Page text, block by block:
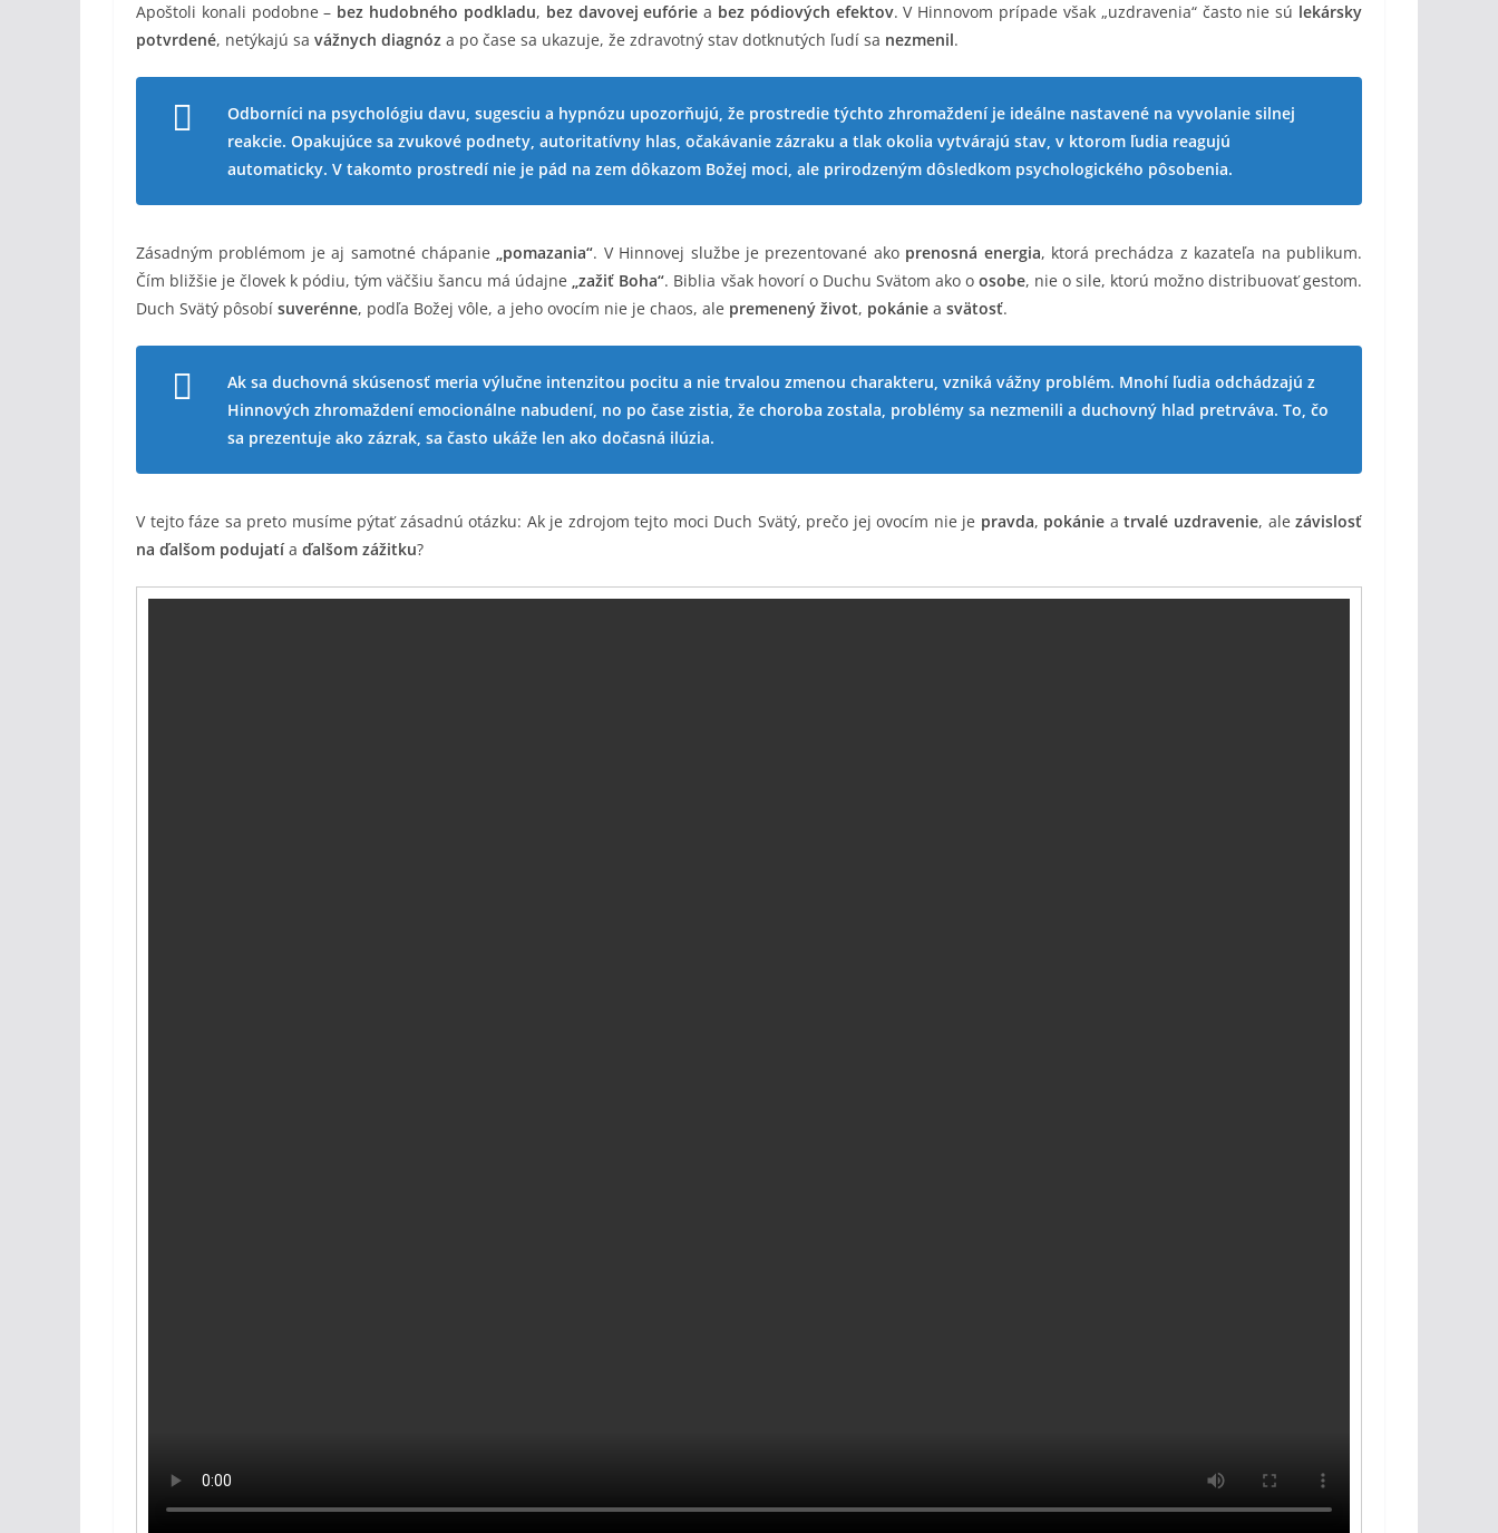
Apoštoli konali podobne – bez hudobného podkladu, bez davovej eufórie a bez pódiových efektov. V Hinnovom prípade však „uzdravenia“ často nie sú lekársky
potvrdené, netýkajú sa vážnych diagnóz a po čase sa ukazuje, že zdravotný stav dotknutých ľudí sa nezmenil.
Odborníci na psychológiu davu, sugesciu a hypnózu upozorňujú, že prostredie týchto zhromaždení je ideálne nastavené na vyvolanie silnej
reakcie. Opakujúce sa zvukové podnety, autoritatívny hlas, očakávanie zázraku a tlak okolia vytvárajú stav, v ktorom ľudia reagujú
automaticky. V takomto prostredí nie je pád na zem dôkazom Božej moci, ale prirodzeným dôsledkom psychologického pôsobenia.
Zásadným problémom je aj samotné chápanie„pomazania“. V Hinnovej službe je prezentované ako prenosná energia, ktorá prechádza z kazateľa na publikum.
Čím bližšie je človek k pódiu, tým väčšiu šancu má údajne„zažiť Boha“. Biblia však hovorí o Duchu Svätom ako o osobe, nie o sile, ktorú možno distribuovať gestom.
Duch Svätý pôsobí suverénne, podľa Božej vôle, a jeho ovocím nie je chaos, ale premenený život, pokánie a svätosť.
Ak sa duchovná skúsenosť meria výlučne intenzitou pocitu a nie trvalou zmenou charakteru, vzniká vážny problém. Mnohí ľudia odchádzajú z
Hinnových zhromaždení emocionálne nabudení, no po čase zistia, že choroba zostala, problémy sa nezmenili a duchovný hlad pretrváva. To, čo
sa prezentuje ako zázrak, sa často ukáže len ako dočasná ilúzia.
V tejto fáze sa preto musíme pýtať zásadnú otázku: Ak je zdrojom tejto moci Duch Svätý, prečo jej ovocím nie je pravda, pokánie atrvalé uzdravenie, alezávislosť
na ďalšom podujatí a ďalšom zážitku?